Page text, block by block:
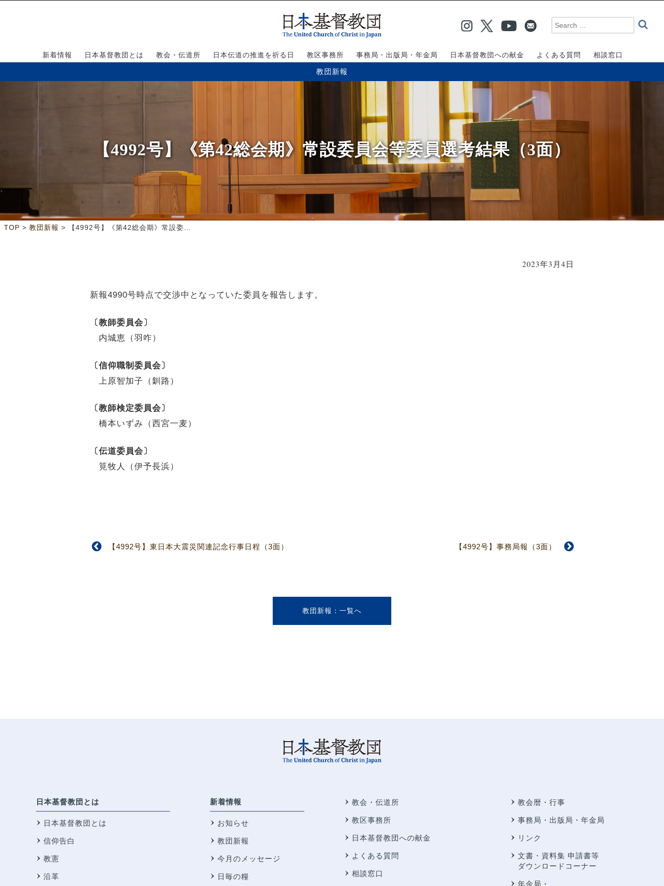
新着情報 日本基督教団とは 教会・伝道所 日本伝道の推進を祈る日 教区事務所 事務局・出版局・年金局 日本基督教団への献金 よくある質問 相談窓口
教団新報
【4992号】《第42総会期》常設委員会等委員選考結果（3面）
TOP > 教団新報 > 【4992号】《第42総会期》常設委員会等委員選考結果（3面）
2023年3月4日
新報4990号時点で交渉中となっていた委員を報告します。
〔教師委員会〕
内城恵（羽咋）
〔信仰職制委員会〕
上原智加子（釧路）
〔教師検定委員会〕
橋本いずみ（西宮一麦）
〔伝道委員会〕
筧牧人（伊予長浜）
【4992号】東日本大震災関連記念行事日程（3面） 【4992号】事務局報（3面）
教団新報
日本基督教団とは
日本基督教団とは
信仰告白
教憲
沿革
新着情報
お知らせ
教団新報
今月のメッセージ
日毎の糧
教会・伝道所
教区事務所
日本基督教団への献金
よくある質問
相談窓口
教会暦・行事
事務局・出版局・年金局
リンク
文書・資料集 申請書等
ダウンロードコーナー
年金局・